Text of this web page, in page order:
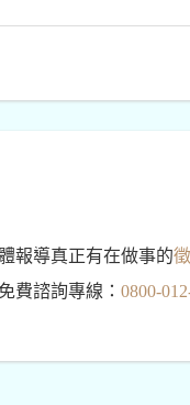
報導真正有在做事的
費諮詢專線： 0800-